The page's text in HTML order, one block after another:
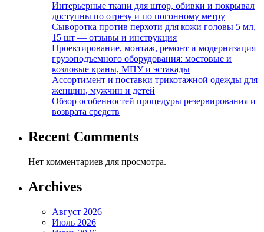
Интерьерные ткани для штор, обивки и покрывал
доступны по отрезу и по погонному метру
Сыворотка против перхоти для кожи головы 5 мл,
15 шт — отзывы и инструкция
Проектирование, монтаж, ремонт и модернизация
грузоподъемного оборудования: мостовые и
козловые краны, МПУ и эстакады
Ассортимент и поставки трикотажной одежды для
женщин, мужчин и детей
Обзор особенностей процедуры резервирования и
возврата средств
Recent Comments
Нет комментариев для просмотра.
Archives
Август 2026
Июль 2026